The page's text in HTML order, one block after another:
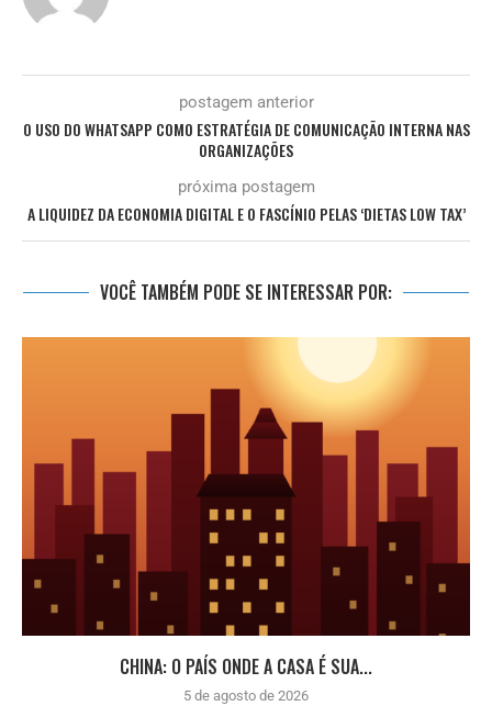
postagem anterior
O USO DO WHATSAPP COMO ESTRATÉGIA DE COMUNICAÇÃO INTERNA NAS
ORGANIZAÇÕES
próxima postagem
A LIQUIDEZ DA ECONOMIA DIGITAL E O FASCÍNIO PELAS ‘DIETAS LOW TAX’
VOCÊ TAMBÉM PODE SE INTERESSAR POR:
CHINA: O PAÍS ONDE A CASA É SUA...
5 de agosto de 2026